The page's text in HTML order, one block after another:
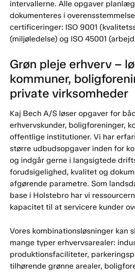
intervallerne. Alle opgaver
dokumenteres i
certificeringer: ISO 9001
(miljøledelse) og ISO 45001
Grøn pleje erhverv –
kommuner,
private virksomheder
Kaj Bech A/S løser opgaver for
erhvervskunder, boligforeninger,
offentlige institutioner. Vi har
større udbudsopgaver inden for
og indgår gerne i langsigtede
forudsigelighed, kvalitet og
afgørende parametre. Som
base i Holstebro har vi
kapacitet til at servicere kunder
Vores kombinationsløsninger kan
mange typer erhvervsarealer:
produktionsfaciliteter,
tilhørende grønne arealer,